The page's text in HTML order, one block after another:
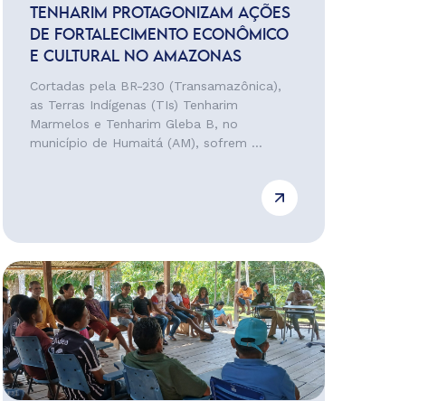
TENHARIM PROTAGONIZAM AÇÕES
DE FORTALECIMENTO ECONÔMICO
E CULTURAL NO AMAZONAS
Cortadas pela BR-230 (Transamazônica),
as Terras Indígenas (TIs) Tenharim
Marmelos e Tenharim Gleba B, no
município de Humaitá (AM), sofrem ...